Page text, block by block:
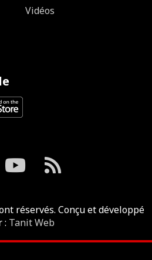
Vidéos
réservés. Conçu et développé
: Tanit Web